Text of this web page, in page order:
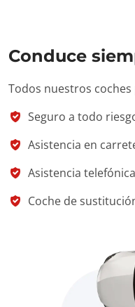
Conduce
Todos nuestros
Seguro a todo
Asistencia en
Asistencia
Coche de